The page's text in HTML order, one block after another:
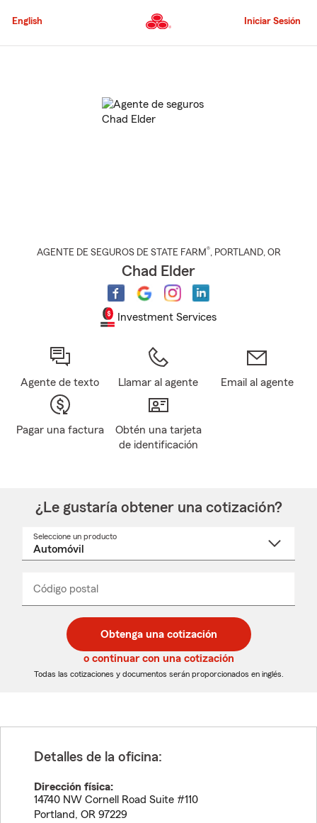
al
principal
English Iniciar Sesión
AGENTE DE SEGUROS DE STATE FARM®, PORTLAND, OR
Chad Elder
Investment Services
Agente de texto Llamar al agente Email al agente
Pagar una factura
Obtén una tarjeta
de identificación
¿Le gustaría obtener una cotización?
Seleccione un producto
desplegable
Código postal
de
5
dígitos
de
5
dígitos
_____
Obtenga una cotización
o continuar con una cotización
Todas las cotizaciones y documentos serán proporcionados en inglés.
Detalles de la oficina:
Dirección física:
14740 NW Cornell Road Suite #110
Portland, OR 97229